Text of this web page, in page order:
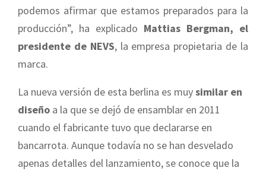
podemos afirmar que estamos preparados para la
producción”, ha explicado Mattias Bergman, el
presidente de NEVS, la empresa propietaria de la
marca.
La nueva versión de esta berlina es muysimilar en
diseño a la que se dejó de ensamblar en 2011
cuando el fabricante tuvo que declararse en
bancarrota. Aunque todavía no se han desvelado
apenas detalles del lanzamiento, se conoce que la